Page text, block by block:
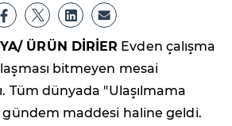
ÜRÜN DİRİER Evden çalışma
bitmeyen mesai
Tüm dünyada "Ulaşılmama
gündem maddesi haline geldi.